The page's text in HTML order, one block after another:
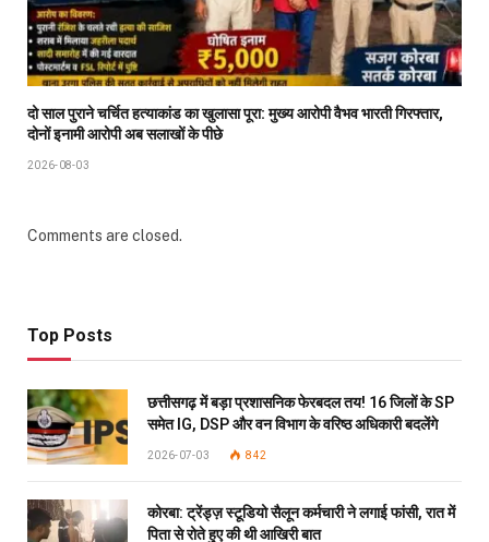
दो साल पुराने चर्चित हत्याकांड का खुलासा पूरा: मुख्य आरोपी वैभव भारती गिरफ्तार,
दोनों इनामी आरोपी अब सलाखों के पीछे
2026-08-03
Comments are closed.
Top Posts
छत्तीसगढ़ में बड़ा प्रशासनिक फेरबदल तय! 16 जिलों के SP
समेत IG, DSP और वन विभाग के वरिष्ठ अधिकारी बदलेंगे
2026-07-03 842
कोरबा: ट्रेंड्ज़ स्टूडियो सैलून कर्मचारी ने लगाई फांसी, रात में
पिता से रोते हुए की थी आखिरी बात